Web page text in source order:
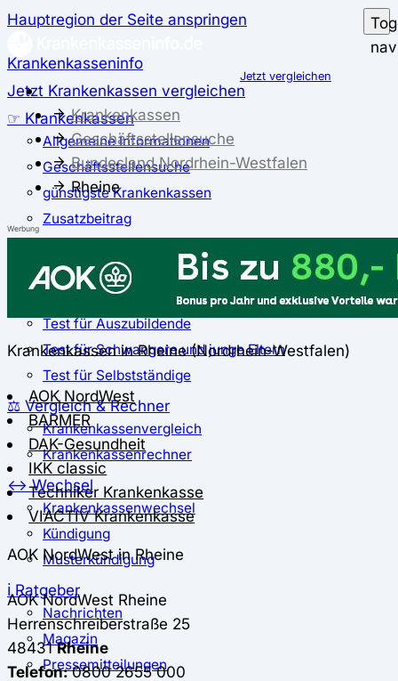
Hauptregion der Seite anspringen
Krankenkasseninfo
Jetzt Krankenkassen vergleichen
☞ Krankenkassen
Allgemeine Informationen
Geschäftsstellensuche
günstigste Krankenkassen
Zusatzbeitrag
Der große Krankenkassentest
Test für Studierende
Test für Auszubildende
Test für Schwangere und junge Eltern
Test für Selbstständige
⚖️ Vergleich & Rechner
Krankenkassenvergleich
Krankenkassenrechner
↔ Wechsel
Krankenkassenwechsel
Kündigung
Musterkündigung
ℹ Ratgeber
Nachrichten
Magazin
Pressemitteilungen
Jetzt vergleichen
Krankenkassen
Geschäftsstellensuche
Bundesland Nordrhein-Westfalen
Rheine
Werbung
Krankenkassen in Rheine (Nordrhein-Westfalen)
AOK NordWest
BARMER
DAK-Gesundheit
IKK classic
Techniker Krankenkasse
VIACTIV Krankenkasse
AOK NordWest in Rheine
AOK NordWest Rheine
Herrenschreiberstraße 25
48431Rheine
Telefon:0800 2655 000